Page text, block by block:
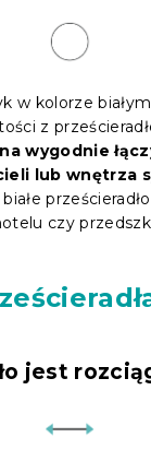
w kolorze
z
wygodnie
lub wnętrza
czy
jest